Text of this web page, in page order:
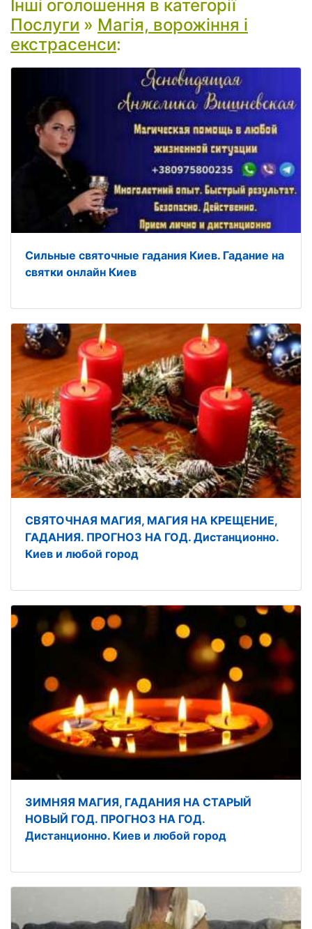
Інші оголошення в категорії
Послуги » Магія, ворожіння і
екстрасенси:
Сильные святочные гадания Киев. Гадание на
святки онлайн Киев
СВЯТОЧНАЯ МАГИЯ, МАГИЯ НА КРЕЩЕНИЕ,
ГАДАНИЯ. ПРОГНОЗ НА ГОД. Дистанционно.
Киев и любой город
ЗИМНЯЯ МАГИЯ, ГАДАНИЯ НА СТАРЫЙ
НОВЫЙ ГОД. ПРОГНОЗ НА ГОД.
Дистанционно. Киев и любой город